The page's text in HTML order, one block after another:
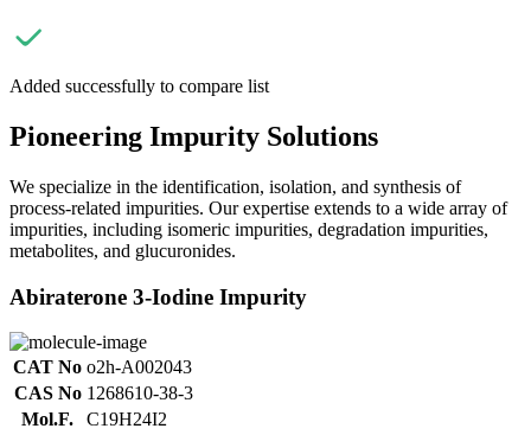
Added successfully to compare list
Pioneering Impurity Solutions
We specialize in the identification, isolation, and synthesis of
process-related impurities. Our expertise extends to a wide array of
impurities, including isomeric impurities, degradation impurities,
metabolites, and glucuronides.
Abiraterone 3-Iodine Impurity
CAT No o2h-A002043
CAS No 1268610-38-3
Mol.F.
C19H24I2